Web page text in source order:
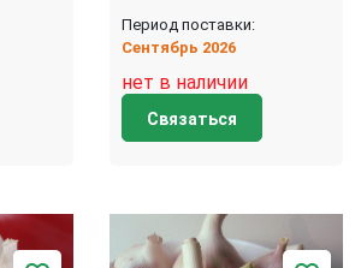
Период поставки:
Сентябрь 2026
нет в наличии
Связаться